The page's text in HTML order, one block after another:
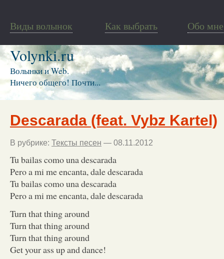
Виды волынок Как выбрать Обо мне
Volynki.ru
Волынки и Web.
Ничего общего! Почти...
Descarada (feat. Vybz Kartel)
В рубрике: Тексты песен — 08.11.2012
Tu bailas como una descarada
Pero a mi me encanta, dale descarada
Tu bailas como una descarada
Pero a mi me encanta, dale descarada
Turn that thing around
Turn that thing around
Turn that thing around
Get your ass up and dance!